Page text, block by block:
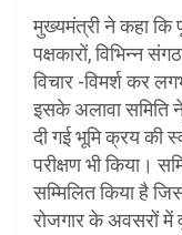
मुख्यमंत्री ने कहा कि
पक्षकारों, विभिन्न
विचार -विमर्श कर
इसके अलावा समिति
दी गई भूमि क्रय की
परीक्षण भी किया।
सम्मिलित किया है
रोजगार के अवसरों में